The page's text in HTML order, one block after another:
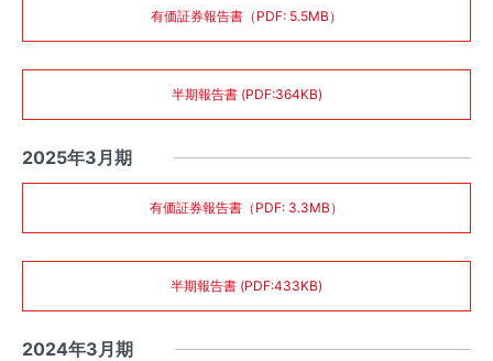
有価証券報告書（PDF: 5.5MB）
半期報告書 (PDF:364KB)
2025年3月期
有価証券報告書（PDF: 3.3MB）
半期報告書 (PDF:433KB)
2024年3月期